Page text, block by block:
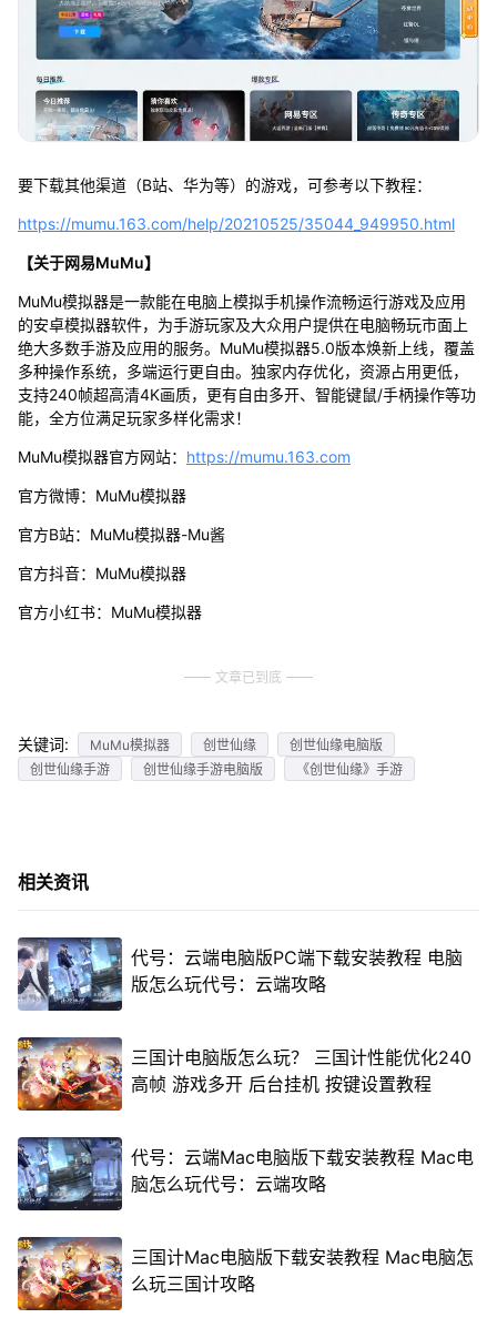
要下载其他渠道（B站、华为等）的游戏，可参考以下教程：
https://mumu.163.com/help/20210525/35044_949950.html
【关于网易MuMu】
MuMu模拟器是一款能在电脑上模拟手机操作流畅运行游戏及应用
的安卓模拟器软件，为手游玩家及大众用户提供在电脑畅玩市面上
绝大多数手游及应用的服务。MuMu模拟器5.0版本焕新上线，覆盖
多种操作系统，多端运行更自由。独家内存优化，资源占用更低，
支持240帧超高清4K画质，更有自由多开、智能键鼠/手柄操作等功
能，全方位满足玩家多样化需求！
MuMu模拟器官方网站： https://mumu.163.com
官方微博：MuMu模拟器
官方B站：MuMu模拟器-Mu酱
官方抖音：MuMu模拟器
官方小红书：MuMu模拟器
文章已到底
关键词: MuMu模拟器 创世仙缘
创世仙缘电脑版
创世仙缘手游
创世仙缘手游电脑版 《创世仙缘》手游
相关资讯
代号：云端电脑版PC端下载安装教程 电脑
版怎么玩代号：云端攻略
三国计电脑版怎么玩？ 三国计性能优化240
高帧 游戏多开 后台挂机 按键设置教程
代号：云端Mac电脑版下载安装教程 Mac电
脑怎么玩代号：云端攻略
三国计Mac电脑版下载安装教程 Mac电脑怎
么玩三国计攻略